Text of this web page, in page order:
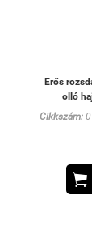
Erős
olló
Cikkszám:
